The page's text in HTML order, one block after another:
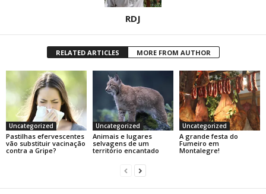
RDJ
RELATED ARTICLES MORE FROM AUTHOR
Uncategorized
Pastilhas efervescentes
vão substituir vacinação
contra a Gripe?
Uncategorized
Animais e lugares
selvagens de um
território encantado
Uncategorized
A grande festa do
Fumeiro em
Montalegre!